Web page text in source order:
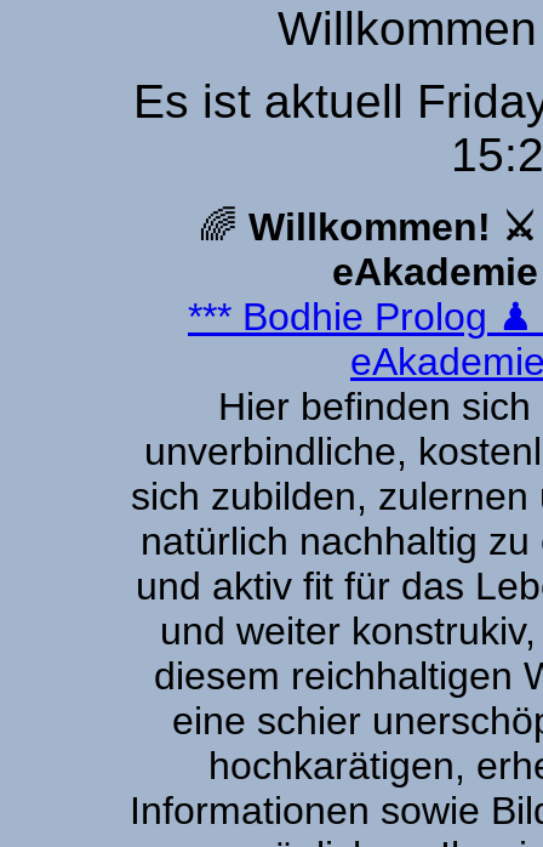
Es ist aktuell
🌈 Willkommen!
*** Bodhie Prolog
Hier befinden
unverbindliche,
sich zubilden,
natürlich nachhaltig
und aktiv fit für das
und weiter
diesem reichhaltigen
eine schier
hochkarätigen,
Informationen sowie